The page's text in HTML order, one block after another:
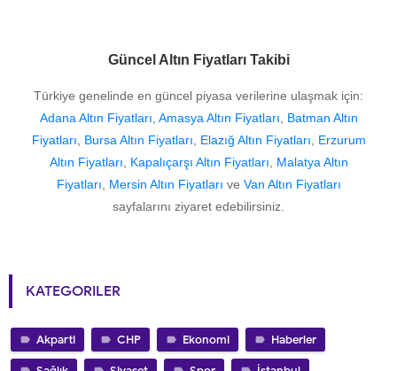
Güncel Altın Fiyatları Takibi
Türkiye genelinde en güncel piyasa verilerine ulaşmak için:
Adana Altın Fiyatları, Amasya Altın Fiyatları, Batman Altın
Fiyatları, Bursa Altın Fiyatları, Elazığ Altın Fiyatları, Erzurum
Altın Fiyatları, Kapalıçarşı Altın Fiyatları, Malatya Altın
Fiyatları, Mersin Altın Fiyatları ve Van Altın Fiyatları
sayfalarını ziyaret edebilirsiniz.
KATEGORILER
Akparti CHP Ekonomi Haberler